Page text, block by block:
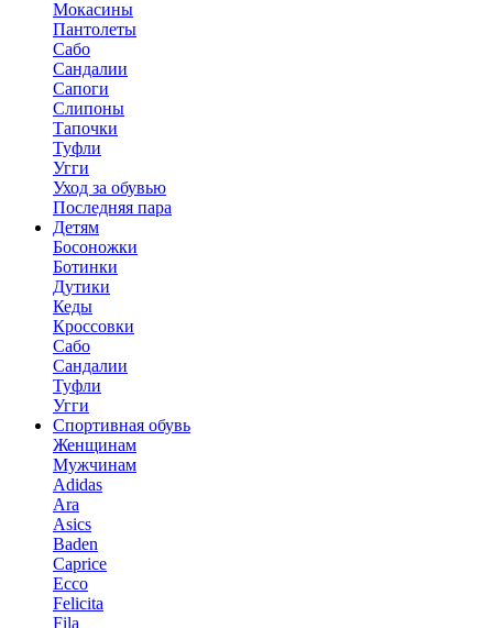
Мокасины
Пантолеты
Сабо
Сандалии
Сапоги
Слипоны
Тапочки
Туфли
Угги
Уход за обувью
Последняя пара
Детям
Босоножки
Ботинки
Дутики
Кеды
Кроссовки
Сабо
Сандалии
Туфли
Угги
Спортивная обувь
Женщинам
Мужчинам
Adidas
Ara
Asics
Baden
Caprice
Ecco
Felicita
Fila